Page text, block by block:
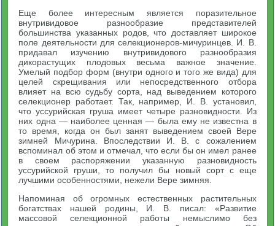
Еще более интересным является поразительное
внутривидовое разнообразие представителей
большинства указанных родов, что доставляет широкое
поле деятельности для селекционеров-мичуринцев. И. В.
придавал изучению внутривидового разнообразия
дикорастущих плодовых весьма важное значение.
Умелый подбор форм (внутри одного и того же вида) для
целей скрещивания или непосредственного отбора
влияет на всю судьбу сорта, над выведением которого
селекционер работает. Так, например, И. В. установил,
что уссурийская груша имеет четыре разновидности. Из
них одна — наиболее ценная — была ему не известна в
то время, когда он был занят выведением своей Вере
зимней Мичурина. Впоследствии И. В. с сожалением
вспоминал об этом и отмечал, что если бы он имел ранее
в своем распоряжении указанную разновидность
уссурийской груши, то получил бы новый сорт с еще
лучшими особенностями, нежели Вере зимняя.
Напоминая об огромных естественных растительных
богатствах нашей родины, И. В. писал: «Развитие
массовой селекционной работы немыслимо без